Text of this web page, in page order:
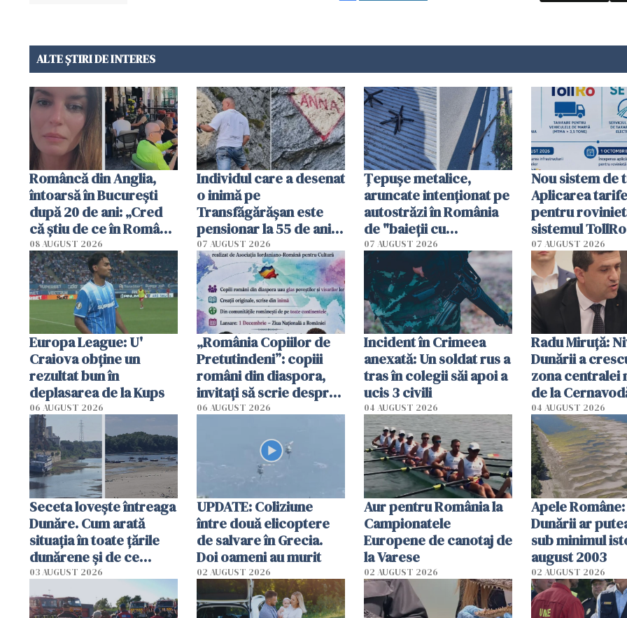
ALTE ȘTIRI DE INTERES
Româncă din Anglia,
întoarsă în București
după 20 de ani: „Cred
că știu de ce în România
se trăiește mai bine ca
în Anglia. E schimbat"
08 AUGUST 2026
Individul care a desenat
o inimă pe
Transfăgărășan este
pensionar la 55 de ani.
Poliția l-a identificat
07 AUGUST 2026
Țepușe metalice,
aruncate intenționat pe
autostrăzi în România
de "baieții cu
platforme": "Mi-au
cerut 1200 lei să mă
tracteze"
07 AUGUST 2026
Nou sistem de
Aplicarea
pentru
sistemul
începe la 1
07 AUGUST 2026
Europa League: U'
Craiova obține un
rezultat bun în
deplasarea de la Kups
06 AUGUST 2026
„România Copiilor de
Pretutindeni”: copiii
români din diaspora,
invitați să scrie despre
România într-un volum
06 AUGUST 2026
Incident în Crimeea
anexată: Un soldat rus a
tras în colegii săi apoi a
ucis 3 civili
04 AUGUST 2026
Radu Miruţă:
Dunării a
zona centralei
de la
cm faţă de
04 AUGUST 2026
Seceta lovește întreaga
Dunăre. Cum arată
situația în toate țările
dunărene și de ce
România resimte
efectele, deși a plouat
în iulie
03 AUGUST 2026
UPDATE: Coliziune
între două elicoptere
de salvare în Grecia.
Doi oameni au murit
02 AUGUST 2026
Aur pentru România la
Campionatele
Europene de canotaj de
la Varese
02 AUGUST 2026
Apele
Dunării ar
sub minimul
august 2003
02 AUGUST 2026